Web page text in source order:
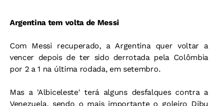
Argentina tem volta de Messi
Com Messi recuperado, a Argentina quer voltar a
vencer depois de ter sido derrotada pela Colômbia
por 2 a 1 na última rodada, em setembro.
Mas a 'Albiceleste' terá alguns desfalques contra a
Venezuela, sendo o mais importante o goleiro Dibu